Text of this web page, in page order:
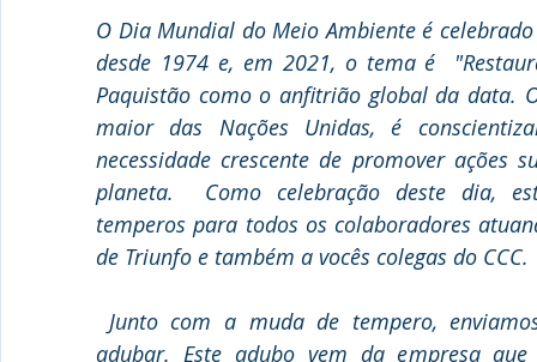
O Dia Mundial do Meio Ambiente é
desde 1974 e, em 2021, o tema é
Paquistão como o anfitrião global da data.
maior das Nações Unidas, é
necessidade crescente de promover ações
planeta.  Como celebração deste dia,
temperos para todos os colaboradores
de Triunfo e também a vocês colegas do CCC.
Junto com a muda de tempero,
adubar. Este adubo vem da empresa